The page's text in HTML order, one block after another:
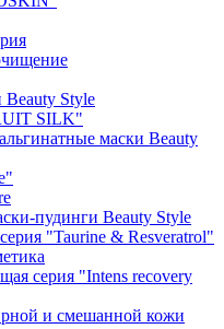
Style
SILK"
маски Beauty
пудинги Beauty Style
"Taurine & Resveratrol"
серия "Intens recovery
и смешанной кожи